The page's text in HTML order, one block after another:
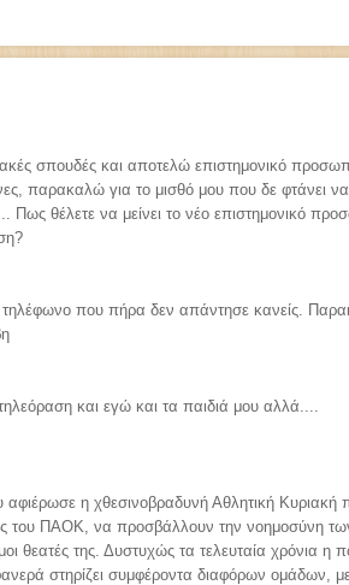
σπουδές και αποτελώ επιστημονικό
παρακαλώ για το μισθό μου που δε φτάνει
Πως θέλετε να μείνει το νέο επιστημονικό
που πήρα δεν απάντησε κανείς.
και εγώ και τα παιδιά μου αλλά....
η χθεσινοβραδυνή Αθλητική Κυριακή
του ΠΑΟΚ, να προσβάλλουν την νοημοσύνη
θεατές της. Δυστυχώς τα τελευταία χρόνια η
στηρίζει συμφέροντα διαφόρων ομάδων,